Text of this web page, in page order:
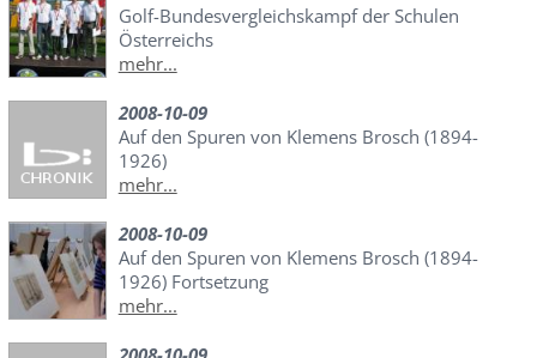
Golf-Bundesvergleichskampf der Schulen
Österreichs
mehr...
2008-10-09
Auf den Spuren von Klemens Brosch (1894-
1926)
mehr...
2008-10-09
Auf den Spuren von Klemens Brosch (1894-
1926) Fortsetzung
mehr...